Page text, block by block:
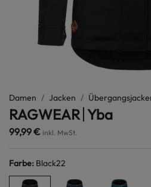
Damen Jacken
RAGWEAR Yba
99,99 € inkl. MwSt.
Farbe: Black22